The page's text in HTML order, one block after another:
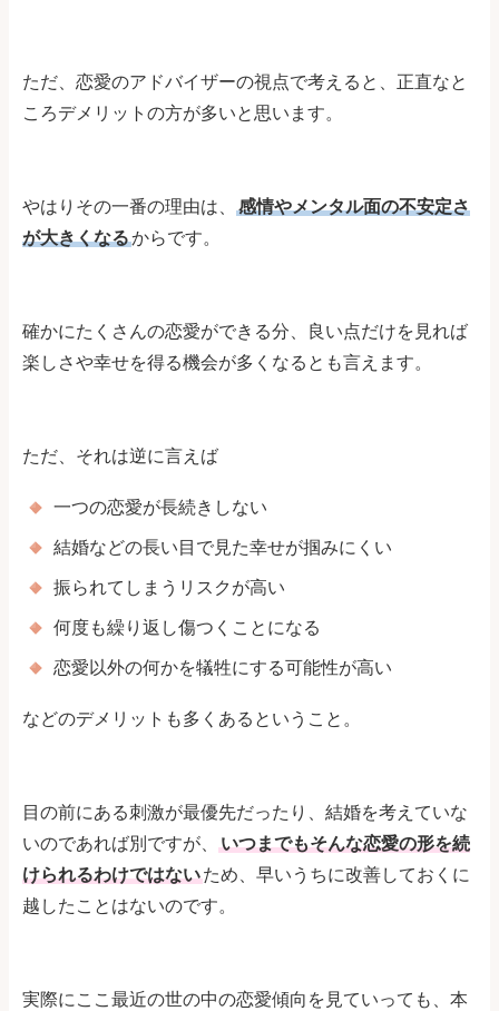
ただ、恋愛のアドバイザーの視点で考えると、正直なと
ころデメリットの方が多いと思います。
やはりその一番の理由は、
感情やメンタル面の不安定さ
が大きくなるからです。
確かにたくさんの恋愛ができる分、良い点だけを見れば
楽しさや幸せを得る機会が多くなるとも言えます。
ただ、それは逆に言えば
一つの恋愛が長続きしない
結婚などの長い目で見た幸せが掴みにくい
振られてしまうリスクが高い
何度も繰り返し傷つくことになる
恋愛以外の何かを犠牲にする可能性が高い
などのデメリットも多くあるということ。
目の前にある刺激が最優先だったり、結婚を考えていな
いのであれば別ですが、
いつまでもそんな恋愛の形を続
けられるわけではないため、早いうちに改善しておくに
越したことはないのです。
実際にここ最近の世の中の恋愛傾向を見ていっても、本